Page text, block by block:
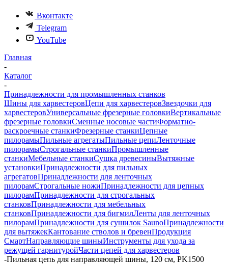
Вконтакте
Telegram
YouTube
Главная
-
Каталог
-
Принадлежности для промышленных станков
Шины для харвестеровЦепи для харвестеровЗвездочки для
харвестеровУниверсальные фрезерные головкиВертикальные
фрезерные головкиСменные носовые частиФорматно-
раскроечные станкиФрезерные станкиЦепные
пилорамыПильные агрегатыПильные цепиЛенточные
пилорамыСтрогальные станкиПромышленные
станкиМебельные станкиСушка древесиныВытяжные
установкиПринадлежности для пильных
агрегатовПринадлежности для ленточных
пилорамСтрогальные ножиПринадлежности для цепных
пилорамПринадлежности для строгальных
станковПринадлежности для мебельных
станковПринадлежности для бигмилЛенты для ленточных
пилорамПринадлежности для сушилок SaunoПринадлежности
для вытяжекКантование стволов и бревенПродукция
СмартНаправляющие шиныИнструменты для ухода за
режущей гарнитуройЧасти цепей для харвестеров
-Пильная цепь для направляющей шины, 120 см, PK1500